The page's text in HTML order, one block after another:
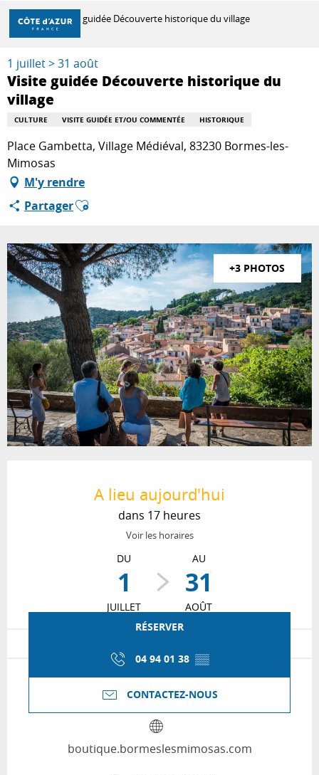
Aller
contenu
principal
DÉCOUVRIR
À FAIRE
SÉJOURNER
Accueil Visite guidée Découverte historique du village
1 juillet > 31 août
Visite guidée Découverte historique du
village
CULTURE VISITE GUIDÉE ET/OU COMMENTÉE HISTORIQUE
Place Gambetta, Village Médiéval, 83230 Bormes-les-
Mimosas
M'y rendre
PartagerAjouter aux favoris
+3 PHOTOS
A lieu aujourd'hui
dans 17 heures
Voir les horaires
DU
1
JUILLET
AU
31
AOÛT
RÉSERVER
04 94 01 38 ▒▒
CONTACTEZ-NOUS
boutique.bormeslesmimosas.com